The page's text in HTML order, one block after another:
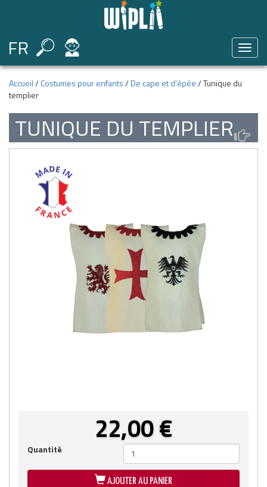
Toggle
FR
Accueil/ Costumes pour enfants/De cape et d'épée/ Tunique du
templier
TUNIQUE DU TEMPLIER
22,00€
Quantité
AJOUTER AU PANIER